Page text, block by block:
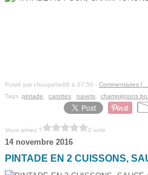
Posté par choupette88 à 07:50 - Commentaires [
Tags: pintade carottes navets champignons
Vous aimez ? 0 vote
14 novembre 2016
PINTADE EN 2 CUISSONS,